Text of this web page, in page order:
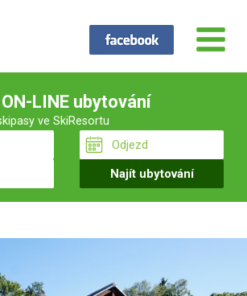
LINE ubytování
ve SkiResortu